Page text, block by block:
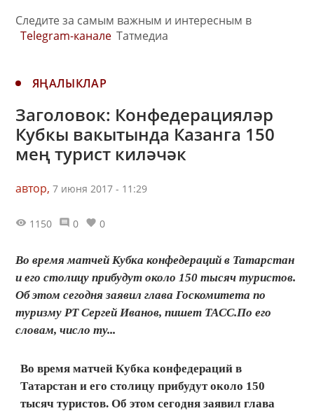
Следите за самым важным и интересным в
Telegram-канале Татмедиа
ЯҢАЛЫКЛАР
Заголовок: Конфедерацияләр
Кубкы вакытында Казанга 150
мең турист киләчәк
автор, 7 июня 2017 - 11:29
1150 0 0
Во время матчей Кубка конфедераций в Татарстан
и его столицу прибудут около 150 тысяч туристов.
Об этом сегодня заявил глава Госкомитета по
туризму РТ Сергей Иванов, пишет ТАСС.По его
словам, число ту...
Во время матчей Кубка конфедераций в
Татарстан и его столицу прибудут около 150
тысяч туристов. Об этом сегодня заявил глава